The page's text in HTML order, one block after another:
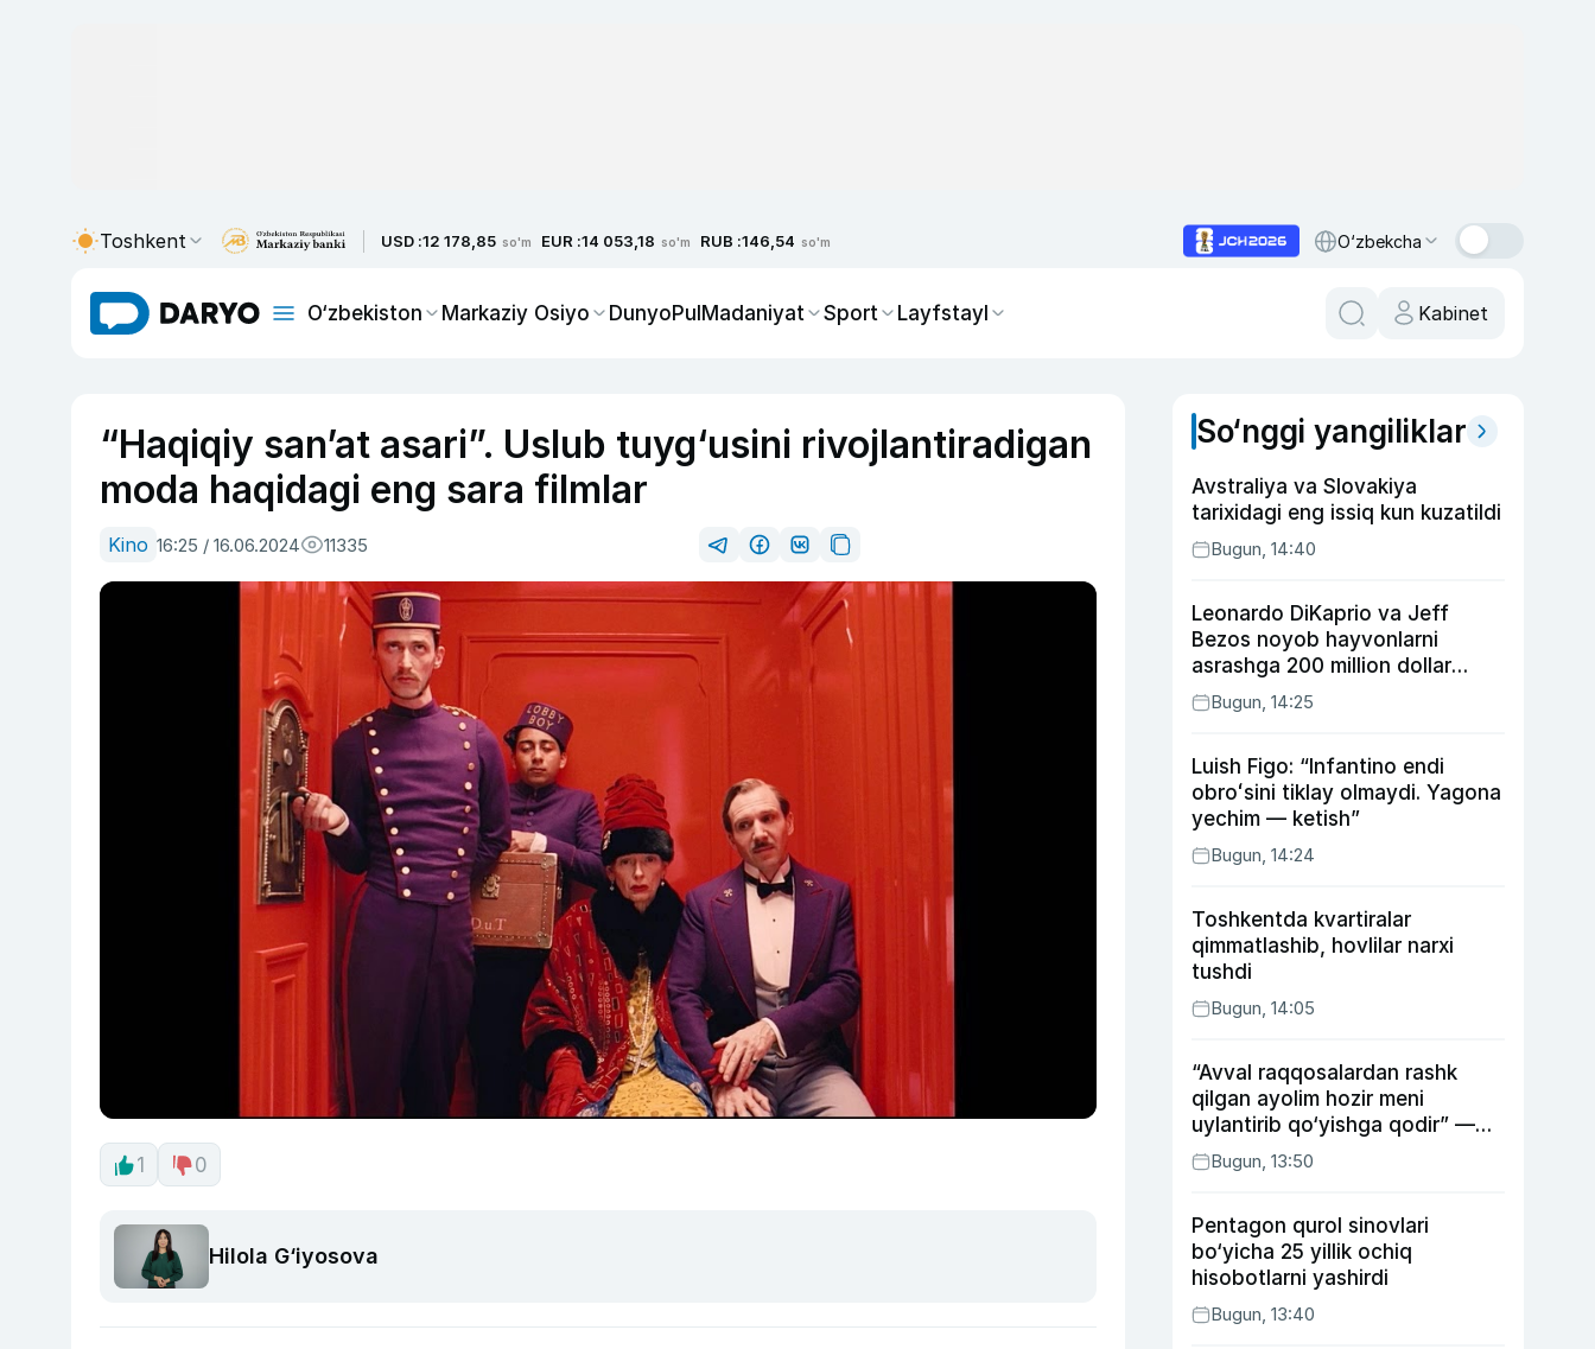
Toshkent USD :12 178,85 so'm EUR :14 053,18 so'm RUB :146,54 so'm O‘zbekcha
O‘zbekiston Markaziy Osiyo DunyoPulMadaniyat Sport Layfstayl Kabinet
“Haqiqiy san’at asari”. Uslub tuyg‘usini rivojlantiradigan
moda haqidagi eng sara filmlar
Kino 16:25 / 16.06.2024 11335
1 0
Hilola G‘iyosova
So‘nggi yangiliklar
Avstraliya va Slovakiya
tarixidagi eng issiq kun kuzatildi
Bugun, 14:40
Leonardo DiKaprio va Jeff
Bezos noyob hayvonlarni
asrashga 200 million dollar
ajratdi
Bugun, 14:25
Luish Figo: “Infantino endi
obroʻsini tiklay olmaydi. Yagona
yechim — ketish”
Bugun, 14:24
Toshkentda kvartiralar
qimmatlashib, hovlilar narxi
tushdi
Bugun, 14:05
“Avval raqqosalardan rashk
qilgan ayolim hozir meni
uylantirib qo‘yishga qodir” —
Anvar Sobirov davlat ishidagi
faoliyati va o‘g‘il tarbiyasidagi
Bugun, 13:50
Pentagon qurol sinovlari
bo‘yicha 25 yillik ochiq
hisobotlarni yashirdi
Bugun, 13:40